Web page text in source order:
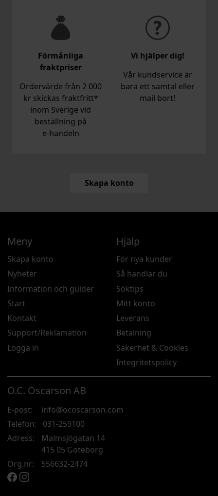
Förmånliga
fraktpriser
Ordervärde från 2 000
kr skickas fraktfritt*
inom Sverige vid
beställning på
e‑handeln
Vi hjälper dig!
Vår kundservice är
bara ett samtal eller
mail bort!
Skapa konto
O.C. Oscarson AB
E-post:
info@ocoscarson.com
Telefon:
031-259100
Adress:
Malmsjögatan 14
415 05 Göteborg
Org.nr:
556632-2474
Meny
Skapa konto
Nyheter
Information och guider
Start
Kontakt
Support/Reklamation
Logga in
Hjälp
För nya kunder
Så handlar du
Söktips
Mitt konto
Leverans
Betalning
Säkerhet & Cookies
Integritetspolicy